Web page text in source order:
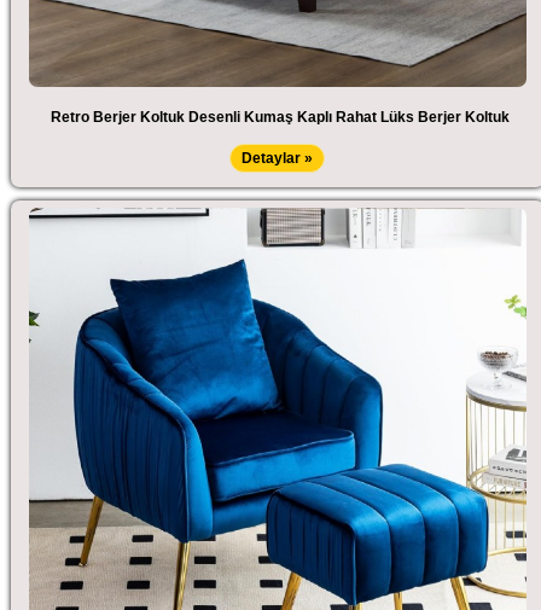
Retro Berjer Koltuk Desenli Kumaş Kaplı Rahat Lüks Berjer Koltuk
Detaylar »